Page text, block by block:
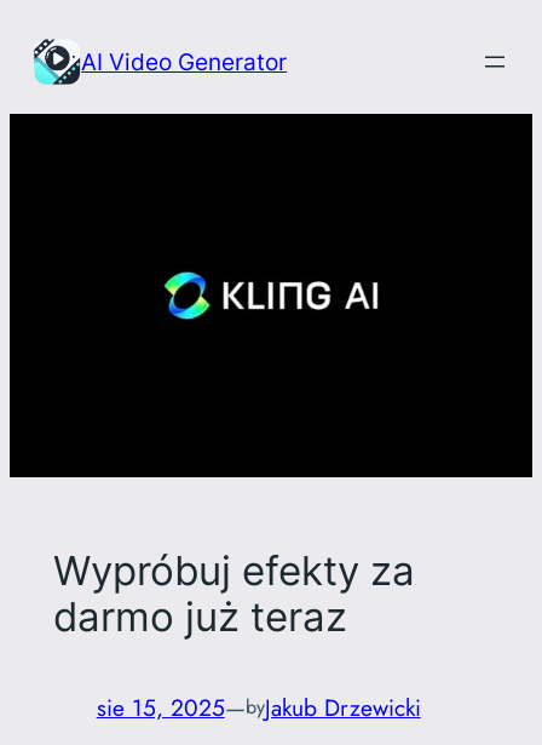
treści
AI Video Generator
Wypróbuj efekty za
darmo już teraz
sie 15, 2025—byJakub Drzewicki